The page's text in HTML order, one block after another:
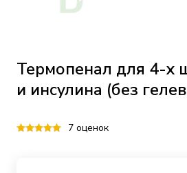
Термопенал для 4-х
и инсулина (без
7 оценок